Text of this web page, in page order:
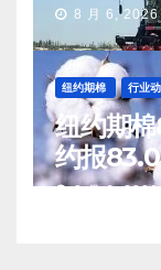
8 月 6, 2026
纽约期棉 行业
纽约期棉
约报
8 月 6, 2026